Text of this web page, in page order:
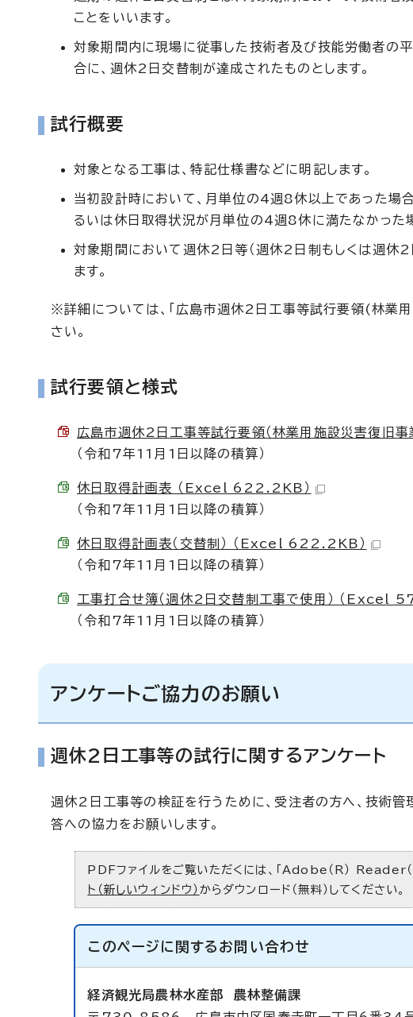
ことをいいます。
対象期間内に現場に従事した技術者及び技能労働者の
合に、週休2日交替制が達成されたものとします。
試行概要
対象となる工事は、特記仕様書などに明記します。
当初設計時において、月単位の4週8休以上であった場
るいは休日取得状況が月単位の4週8休に満たなかった
対象期間において週休2日等（週休2日制もしくは週休
ます。
※詳細については、「広島市週休2日工事等試行要領(林業
さい。
試行要領と様式
広島市週休2日工事等試行要領（林業用施設災害復旧
（令和7年11月1日以降の積算）
休日取得計画表 （Excel 622.2KB）
（令和7年11月1日以降の積算）
休日取得計画表（交替制） （Excel 622.2KB）
（令和7年11月1日以降の積算）
工事打合せ簿（週休2日交替制工事で使用） （Excel
（令和7年11月1日以降の積算）
アンケートご協力のお願い
週休2日工事等の試行に関するアンケート
週休2日工事等の検証を行うために、受注者の方へ、技術管
答への協力をお願いします。
PDFファイルをご覧いただくには、「Adobe（R） Reader（
ト（新しいウィンドウ） からダウンロード（無料）してください。
このページに関する お問い合わせ
経済観光局農林水産部 農林整備課